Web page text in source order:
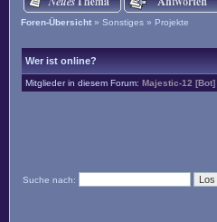
Foren-Übersicht » Sonstiges » Projekte
Wer ist online?
Mitglieder in diesem Forum: Majestic-12 [Bot]
Suche nach: